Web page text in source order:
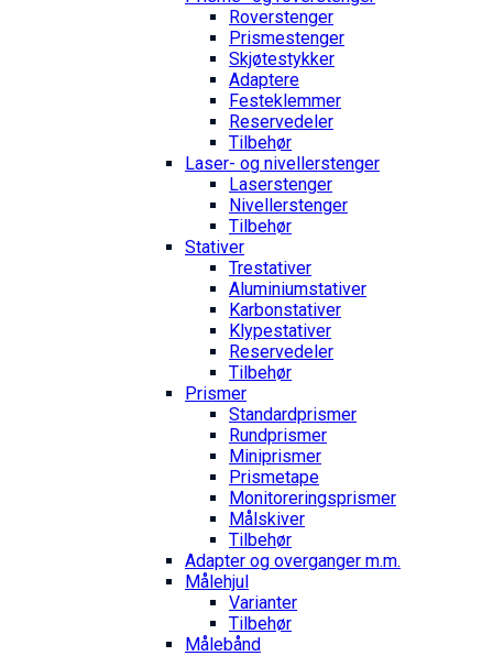
Roverstenger
Prismestenger
Skjøtestykker
Adaptere
Festeklemmer
Reservedeler
Tilbehør
Laser- og nivellerstenger
Laserstenger
Nivellerstenger
Tilbehør
Stativer
Trestativer
Aluminiumstativer
Karbonstativer
Klypestativer
Reservedeler
Tilbehør
Prismer
Standardprismer
Rundprismer
Miniprismer
Prismetape
Monitoreringsprismer
Målskiver
Tilbehør
Adapter og overganger m.m.
Målehjul
Varianter
Tilbehør
Målebånd